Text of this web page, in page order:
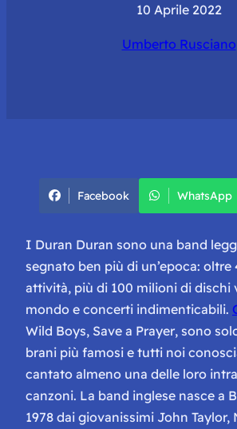
10 Aprile 2022
Umberto Rusciano
Facebook WhatsApp
I Duran Duran sono una band
segnato ben più di un’epoca: oltre
attività, più di 100 milioni di dischi
mondo e concerti indimenticabili.
Wild Boys, Save a Prayer, sono
brani più famosi e tutti noi
cantato almeno una delle loro
canzoni. La band inglese nasce a
1978 dai giovanissimi John Taylor,